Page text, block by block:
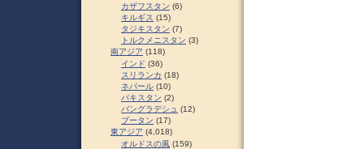
カザフスタン (6)
キルギス (15)
タジキスタン (7)
トルクメニスタン (3)
南アジア (118)
インド (36)
スリランカ (18)
ネパール (10)
パキスタン (2)
バングラデシュ (12)
ブータン (17)
東アジア (4,018)
オルドスの風 (159)